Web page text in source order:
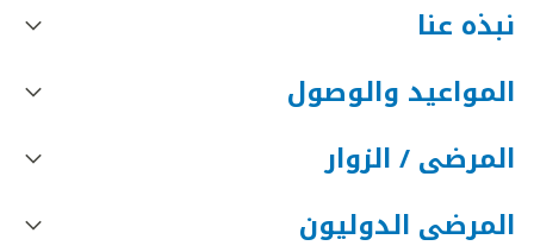
نبذه عنا
المواعيد والوصول
المرضى / الزوار
المرضى الدوليون